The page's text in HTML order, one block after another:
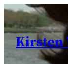
Ga
naar
inhoud
Kirsten